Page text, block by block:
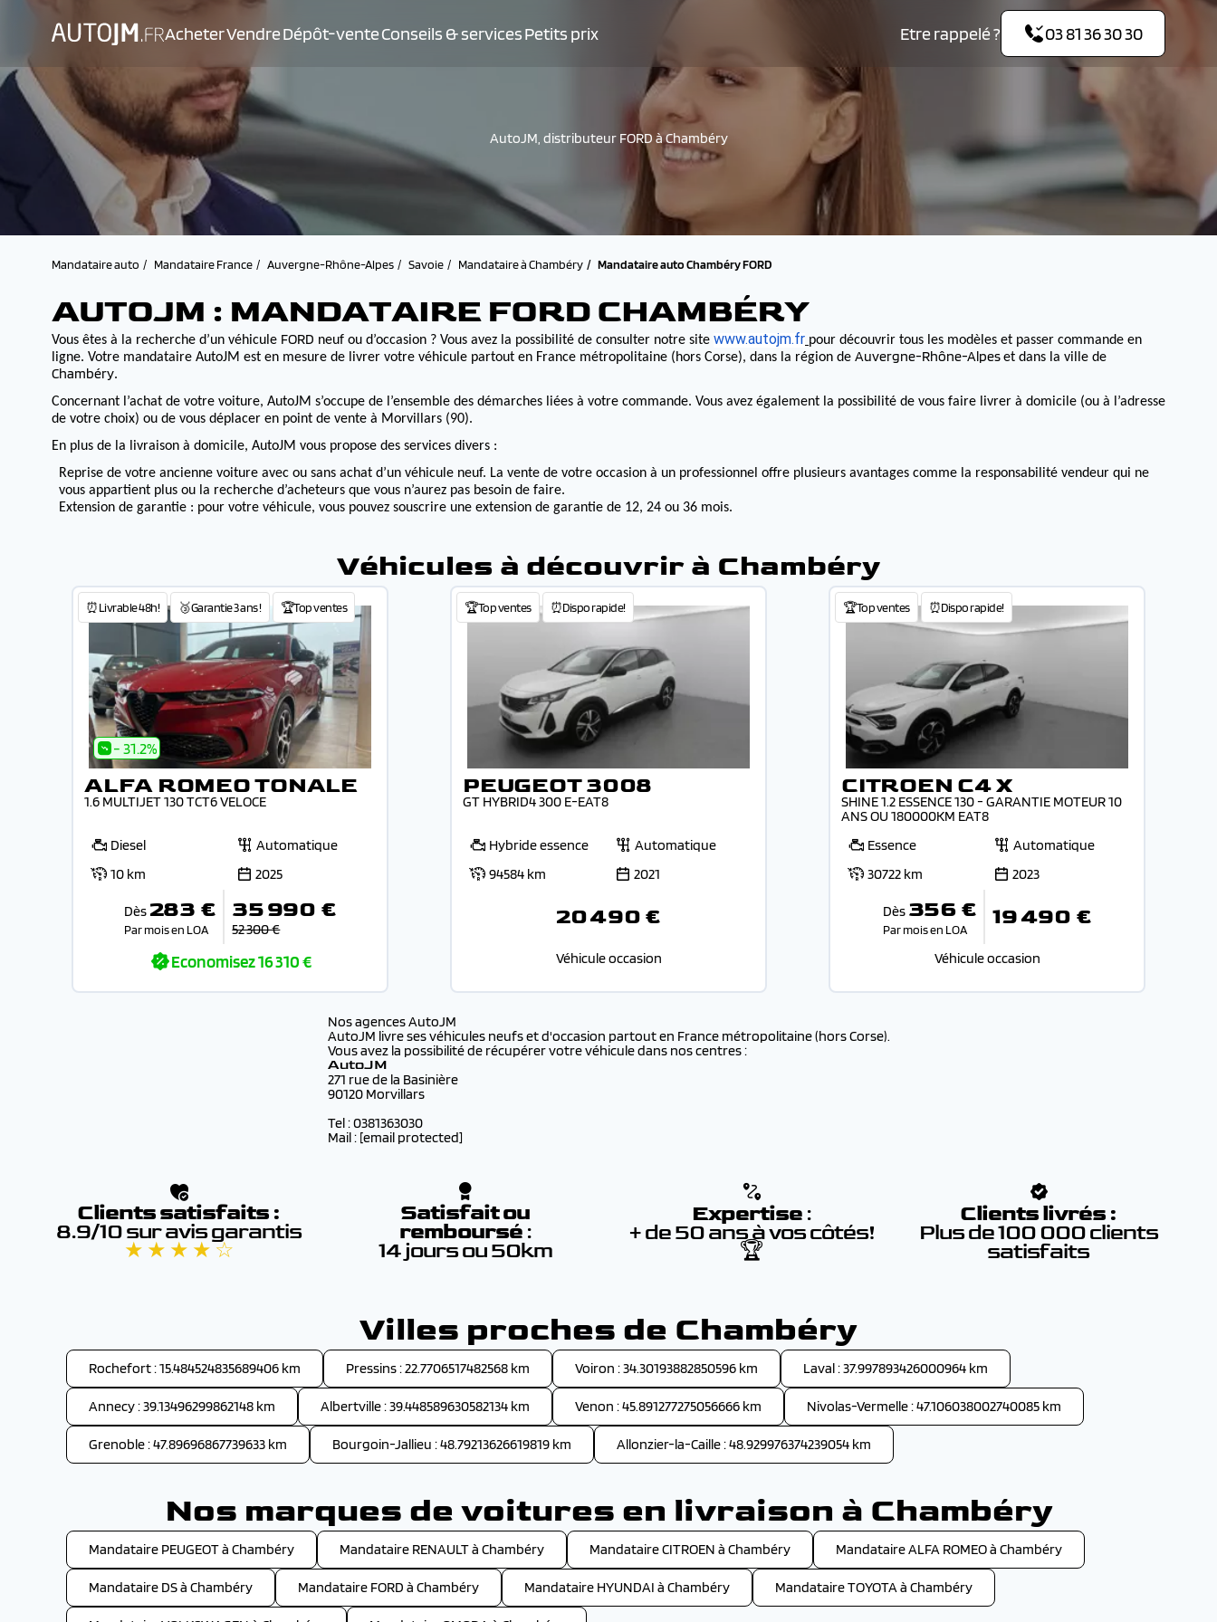
AcheterVendreDépôt-venteConseils & servicesPetits prix Etre rappelé ? 03 81 36 30 30
AutoJM, distributeur FORD à Chambéry
Mandataire auto Mandataire France Auvergne-Rhône-Alpes Savoie Mandataire à Chambéry Mandataire auto Chambéry FORD
AUTOJM : MANDATAIRE FORD CHAMBÉRY
Vous êtes à la recherche d’un véhicule FORD neuf ou d’occasion ? Vous avez la possibilité de consulter notre site www.autojm.fr pour découvrir tous les modèles et passer commande en
ligne. Votre mandataire AutoJM est en mesure de livrer votre véhicule partout en France métropolitaine (hors Corse), dans la région de Auvergne-Rhône-Alpeset dans la ville de
Chambéry.
Concernant l’achat de votre voiture, AutoJM s’occupe de l’ensemble des démarches liées à votre commande. Vous avez également la possibilité de vous faire livrer à domicile (ou à l’adresse
de votre choix) ou de vous déplacer en point de vente à Morvillars (90).
En plus de la livraison à domicile, AutoJM vous propose des services divers :
Reprise de votre ancienne voiture avec ou sans achat d’un véhicule neuf. La vente de votre occasion à un professionnel offre plusieurs avantages comme la responsabilité vendeur qui ne
vous appartient plus ou la recherche d’acheteurs que vous n’aurez pas besoin de faire.
Extension de garantie : pour votre véhicule, vous pouvez souscrire une extension de garantie de 12, 24 ou 36 mois.
Véhicules à découvrir à Chambéry
⏰Livrable 48h! 🥉Garantie 3 ans ! 🏆Top ventes
- 31.2%
ALFA ROMEO TONALE
1.6 MULTIJET 130 TCT6 VELOCE
Diesel
Automatique
10 km
2025
Dès 283 €
Par mois en LOA
35 990 €
52 300 €
Economisez16 310 €
🏆Top ventes ⏰Dispo rapide!
PEUGEOT 3008
GT HYBRID4 300 E-EAT8
Hybride essence
Automatique
94584 km
2021
20 490 €
Véhicule occasion
🏆Top ventes ⏰Dispo rapide!
CITROEN C4 X
SHINE 1.2 ESSENCE 130 - GARANTIE MOTEUR 10
ANS OU 180000KM EAT8
Essence
Automatique
30722 km
2023
Dès 356 €
Par mois en LOA 19 490 €
Véhicule occasion
Nos agences AutoJM
AutoJM livre ses véhicules neufs et d'occasion partout en France métropolitaine (hors Corse).
Vous avez la possibilité de récupérer votre véhicule dans nos centres :
AutoJM
271 rue de la Basinière
90120 Morvillars
Tel : 0381363030
Mail : [email protected]
Clients satisfaits :
8.9/10 sur avis garantis
★ ★ ★ ★ ☆
Satisfait ou
remboursé :
14 jours ou 50km
Expertise :
+ de 50 ans à vos côtés!
🏆
Clients livrés :
Plus de 100 000 clients
satisfaits
Villes proches de Chambéry
Rochefort : 15.484524835689406 km Pressins : 22.7706517482568 km Voiron : 34.30193882850596 km Laval : 37.997893426000964 km
Annecy : 39.13496299862148 km Albertville : 39.448589630582134 km Venon : 45.891277275056666 km Nivolas-Vermelle : 47.106038002740085 km
Grenoble : 47.89696867739633 km Bourgoin-Jallieu : 48.79213626619819 km Allonzier-la-Caille : 48.929976374239054 km
Nos marques de voitures en livraison à Chambéry
Mandataire PEUGEOT à Chambéry Mandataire RENAULT à Chambéry Mandataire CITROEN à Chambéry Mandataire ALFA ROMEO à Chambéry
Mandataire DS à Chambéry Mandataire FORD à Chambéry Mandataire HYUNDAI à Chambéry Mandataire TOYOTA à Chambéry